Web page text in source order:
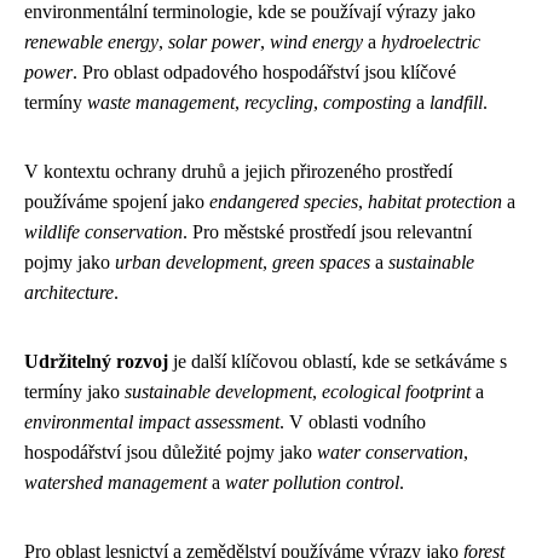
environmentální terminologie, kde se používají výrazy jako
renewable energy, solar power, wind energy a hydroelectric
power. Pro oblast odpadového hospodářství jsou klíčové
termíny waste management, recycling, composting a landfill.
V kontextu ochrany druhů a jejich přirozeného prostředí
používáme spojení jako endangered species, habitat protection a
wildlife conservation. Pro městské prostředí jsou relevantní
pojmy jako urban development, green spaces a sustainable
architecture.
Udržitelný rozvoj je další klíčovou oblastí, kde se setkáváme s
termíny jako sustainable development, ecological footprinta
environmental impact assessment. V oblasti vodního
hospodářství jsou důležité pojmy jako water conservation,
watershed managementa water pollution control.
Pro oblast lesnictví a zemědělství používáme výrazy jako forest